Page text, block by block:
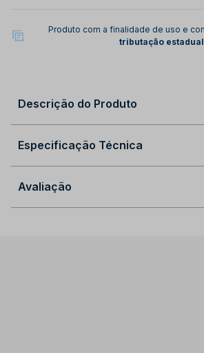
Produto com a finalidade de uso e
tributação estadual
Descrição do Produto
Especificação Técnica
Avaliação